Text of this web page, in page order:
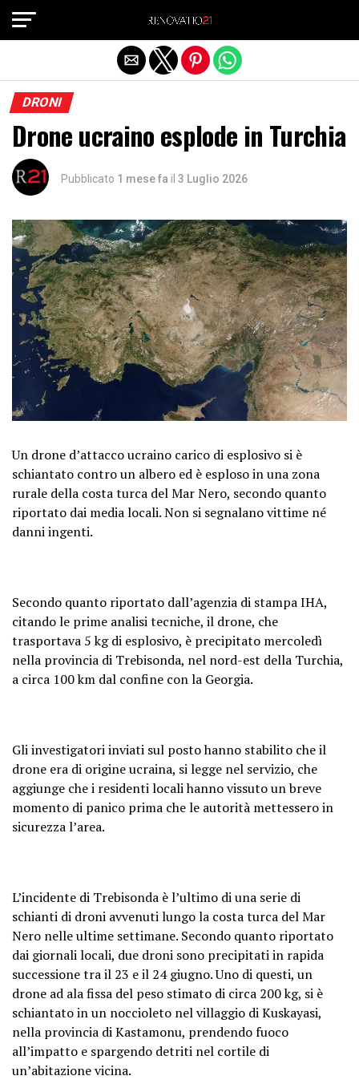
DRONI
Drone ucraino esplode in Turchia
Pubblicato 1 mese fa il 3 Luglio 2026
Un drone d’attacco ucraino carico di esplosivo si è
schiantato contro un albero ed è esploso in una zona
rurale della costa turca del Mar Nero, secondo quanto
riportato dai media locali. Non si segnalano vittime né
danni ingenti.
Secondo quanto riportato dall’agenzia di stampa IHA,
citando le prime analisi tecniche, il drone, che
trasportava 5 kg di esplosivo, è precipitato mercoledì
nella provincia di Trebisonda, nel nord-est della Turchia,
a circa 100 km dal confine con la Georgia.
Gli investigatori inviati sul posto hanno stabilito che il
drone era di origine ucraina, si legge nel servizio, che
aggiunge che i residenti locali hanno vissuto un breve
momento di panico prima che le autorità mettessero in
sicurezza l’area.
L’incidente di Trebisonda è l’ultimo di una serie di
schianti di droni avvenuti lungo la costa turca del Mar
Nero nelle ultime settimane. Secondo quanto riportato
dai giornali locali, due droni sono precipitati in rapida
successione tra il 23 e il 24 giugno. Uno di questi, un
drone ad ala fissa del peso stimato di circa 200 kg, si è
schiantato in un noccioleto nel villaggio di Kuskayasi,
nella provincia di Kastamonu, prendendo fuoco
all’impatto e spargendo detriti nel cortile di
un’abitazione vicina.
Exit mobile version